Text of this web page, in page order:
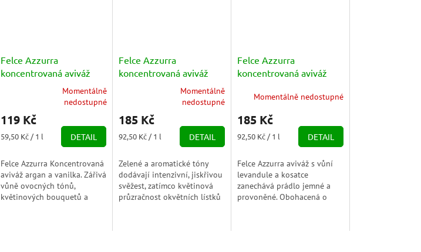
Felce Azzurra
koncentrovaná aviváž
argan a vanilka 1025ml
produktu
5,0
5
hvězdiček.
Momentálně
nedostupné
119 Kč
Měrná
59,50 Kč / 1 l DETAIL
Felce Azzurra Koncentrovaná
aviváž argan a vanilka. Zářivá
vůně ovocných tónů,
květinových bouquetů a
Felce Azzurra
koncentrovaná aviváž
Pura Freschezza 2l
produktu
5,0
5
hvězdiček.
Momentálně
nedostupné
185 Kč
Měrná
92,50 Kč / 1 l DETAIL
Zelené a aromatické tóny
dodávají intenzivní, jiskřivou
svěžest, zatímco květinová
průzračnost okvětních lístků
Felce Azzurra
koncentrovaná aviváž
e Iris) 2l
Momentálně nedostupné
185 Kč
Měrná
92,50 Kč / 1 l DETAIL
Felce Azzurra aviváž s vůní
levandule a kosatce
zanechává prádlo jemné a
provoněné. Obohacená o